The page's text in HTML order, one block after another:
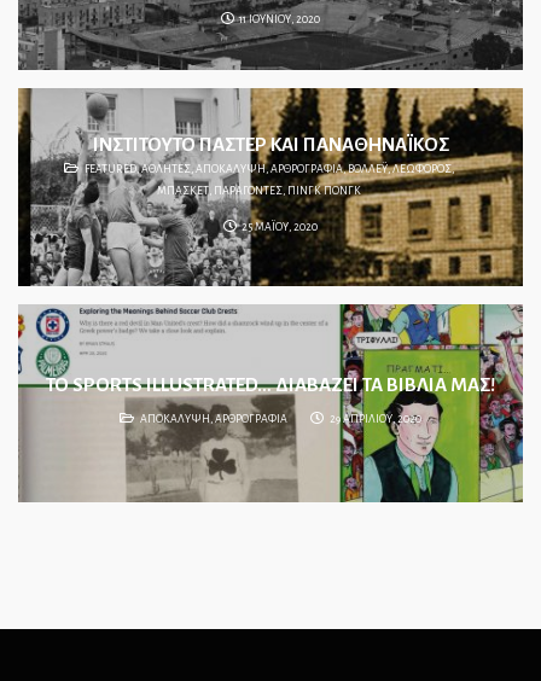
11 ΙΟΥΝΙΟΥ, 2020
ΙΝΣΤΙΤΟΥΤΟ ΠΑΣΤΕΡ ΚΑΙ ΠΑΝΑΘΗΝΑΪΚΟΣ
FEATURED,ΑΘΛΗΤΕΣ, ΑΠΟΚΑΛΥΨΗ, ΑΡΘΡΟΓΡΑΦΙΑ,ΒΟΛΛΕΫ,ΛΕΩΦΟΡΟΣ,
ΜΠΑΣΚΕΤ, ΠΑΡΑΓΟΝΤΕΣ, ΠΙΝΓΚ ΠΟΝΓΚ
25 ΜΑΪΟΥ, 2020
ΤΟ SPORTS ILLUSTRATED… ΔΙΑΒΑΖΕΙ ΤΑ ΒΙΒΛΙΑ ΜΑΣ!
ΑΠΟΚΑΛΥΨΗ ΑΡΘΡΟΓΡΑΦΙΑ 29 ΑΠΡΙΛΙΟΥ, 2020